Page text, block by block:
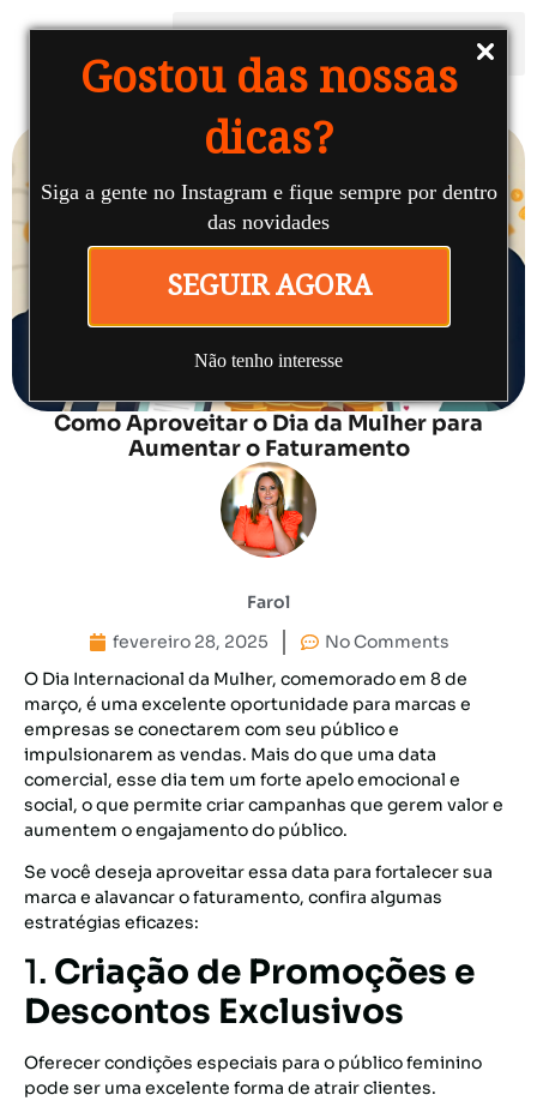
Gostou das nossas
dicas?
Siga a gente no Instagram e fique sempre por dentro
das novidades
SEGUIR AGORA
Não tenho interesse
Como Aproveitar o Dia da Mulher para
Aumentar o Faturamento
Farol
fevereiro 28, 2025
No Comments
O Dia Internacional da Mulher, comemorado em 8 de
março, é uma excelente oportunidade para marcas e
empresas se conectarem com seu público e
impulsionarem as vendas. Mais do que uma data
comercial, esse dia tem um forte apelo emocional e
social, o que permite criar campanhas que gerem valor e
aumentem o engajamento do público.
Se você deseja aproveitar essa data para fortalecer sua
marca e alavancar o faturamento, confira algumas
estratégias eficazes:
1. Criação de Promoções e
Descontos Exclusivos
Oferecer condições especiais para o público feminino
pode ser uma excelente forma de atrair clientes.